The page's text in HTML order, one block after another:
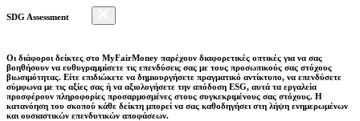
SDG Assessment
Οι διάφοροι δείκτες στο MyFairMoney παρέχουν διαφορετικές οπτικές για να σας
βοηθήσουν να ευθυγραμμίσετε τις επενδύσεις σας με τους προσωπικούς σας στόχους
βιωσιμότητας. Είτε επιδιώκετε να δημιουργήσετε πραγματικό αντίκτυπο, να επενδύσετε
σύμφωνα με τις αξίες σας ή να αξιολογήσετε την απόδοση ESG, αυτά τα εργαλεία
προσφέρουν πληροφορίες προσαρμοσμένες στους συγκεκριμένους σας στόχους. Η
κατανόηση του σκοπού κάθε δείκτη μπορεί να σας καθοδηγήσει στη λήψη ενημερωμένων
και ουσιαστικών επενδυτικών αποφάσεων.